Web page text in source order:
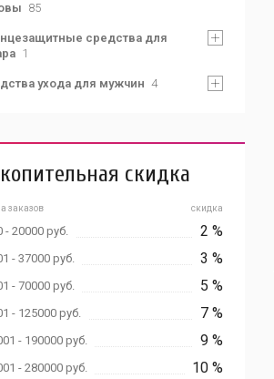
85
средства для
1
ухода для мужчин 4
скидка
скидка
заказов
2 %
- 20000 руб.
3 %
- 37000 руб.
5 %
- 70000 руб.
7 %
- 125000 руб.
9 %
- 190000 руб.
10 %
- 280000 руб.